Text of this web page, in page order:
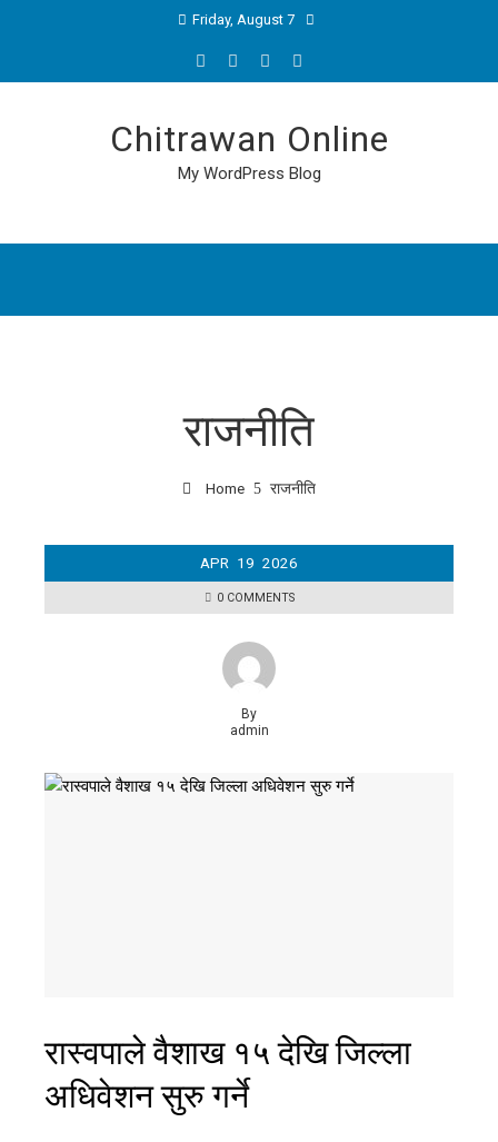
Friday, August 7
Chitrawan Online
My WordPress Blog
राजनीति
Home राजनीति
APR 19 2026
0 COMMENTS
By
admin
रास्वपाले वैशाख १५ देखि जिल्ला
अधिवेशन सुरु गर्ने